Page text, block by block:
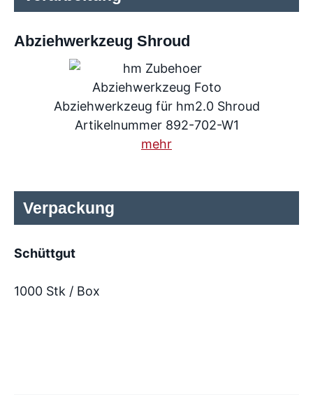
Abziehwerkzeug Shroud
Abziehwerkzeug für hm2.0 Shroud
Artikelnummer 892-702-W1
mehr
Verpackung
Schüttgut
1000 Stk / Box